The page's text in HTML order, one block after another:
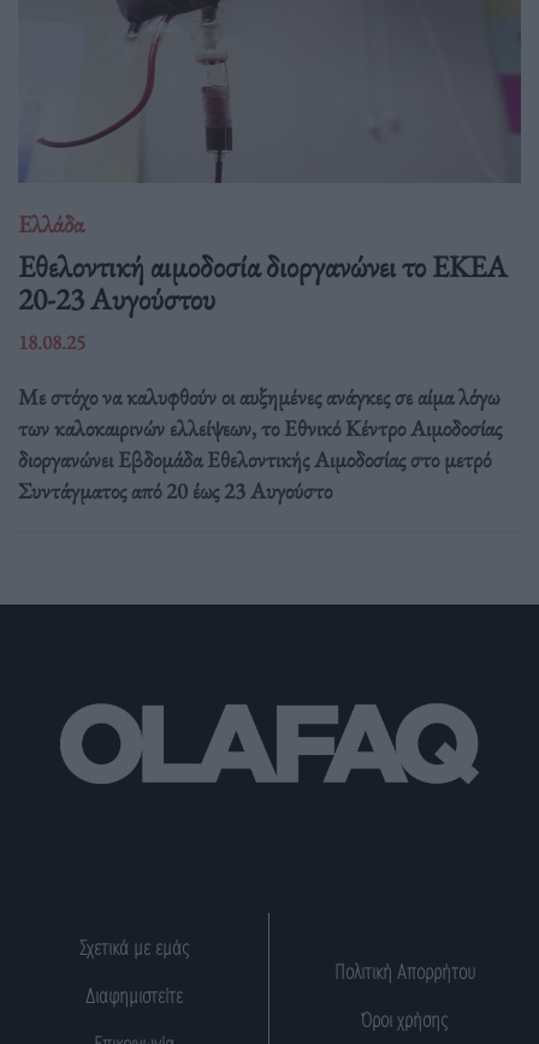
Ελλάδα
Eθελοντική αιμοδοσία διοργανώνει το ΕΚΕΑ
20-23 Αυγούστου
18.08.25
Με στόχο να καλυφθούν οι αυξημένες ανάγκες σε αίμα λόγω
των καλοκαιρινών ελλείψεων, το Εθνικό Κέντρο Αιμοδοσίας
διοργανώνει Εβδομάδα Εθελοντικής Αιμοδοσίας στο μετρό
Συντάγματος από 20 έως 23 Αυγούστο
Σχετικά με εμάς
Διαφημιστείτε
Πολιτική Απορρήτου
Όροι χρήσης